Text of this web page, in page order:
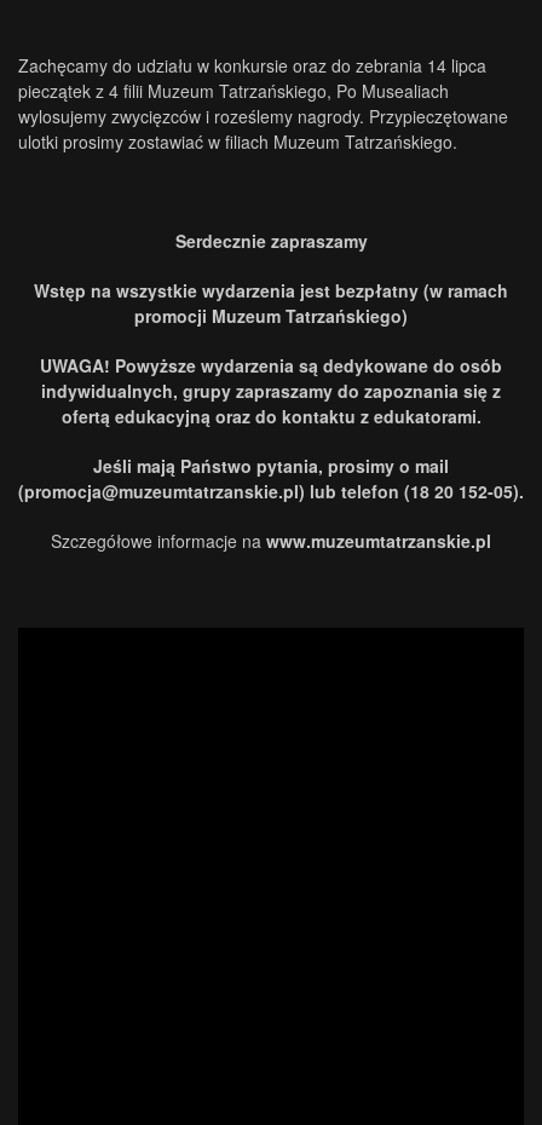
Zachęcamy do udziału w konkursie oraz do zebrania 14 lipca
pieczątek z 4 ﬁlii Muzeum Tatrzańskiego, Po Musealiach
wylosujemy zwycięzców i roześlemy nagrody. Przypieczętowane
ulotki prosimy zostawiać w ﬁliach Muzeum Tatrzańskiego.
Serdecznie zapraszamy
Wstęp na wszystkie wydarzenia jest bezpłatny (w ramach
promocji Muzeum Tatrzańskiego)
UWAGA! Powyższe wydarzenia są dedykowane do osób
indywidualnych, grupy zapraszamy do zapoznania się z
ofertą edukacyjną oraz do kontaktu z edukatorami.
Jeśli mają Państwo pytania, prosimy o mail
(promocja@muzeumtatrzanskie.pl) lub telefon (18 20 152-05).
Szczegółowe informacje na www.muzeumtatrzanskie.pl